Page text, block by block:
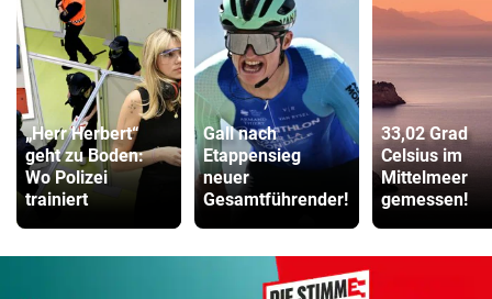
„Herr Herbert“
geht zu Boden:
Wo Polizei
trainiert
Gall nach
Etappensieg
neuer
Gesamtführender!
33,02 Grad
Celsius im
Mittelmeer
gemessen!